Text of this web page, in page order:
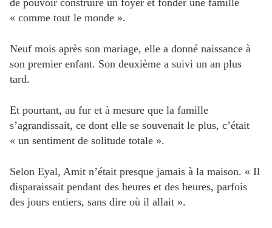
de pouvoir construire un foyer et fonder une famille
« comme tout le monde ».
Neuf mois après son mariage, elle a donné naissance à
son premier enfant. Son deuxième a suivi un an plus
tard.
Et pourtant, au fur et à mesure que la famille
s’agrandissait, ce dont elle se souvenait le plus, c’était
« un sentiment de solitude totale ».
Selon Eyal, Amit n’était presque jamais à la maison. « Il
disparaissait pendant des heures et des heures, parfois
des jours entiers, sans dire où il allait ».